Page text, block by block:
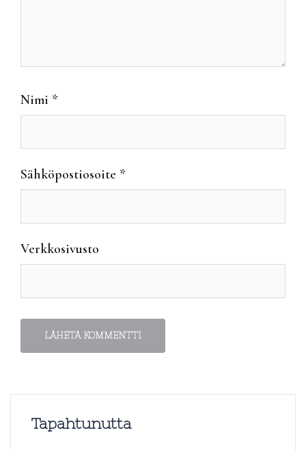
Nimi *
Sähköpostiosoite *
Verkkosivusto
Tapahtunutta